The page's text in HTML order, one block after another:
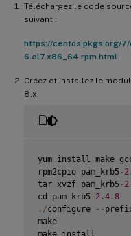
Téléchargez le code
suivant :
https://centos.pkgs.org/
6.el7.x86_64.rpm.html
Créez et installez le
8.x.
yum install make
rpm2cpio pam_krb5 -
tar xvzf pam_krb5 -
cd pam_krb5 - 2.4 .8
. /configure --
make
make install